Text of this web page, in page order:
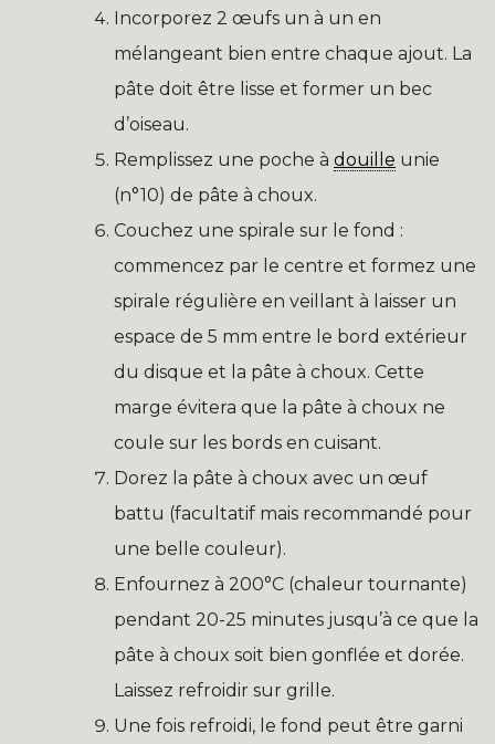
Incorporez 2 œufs un à un en
mélangeant bien entre chaque ajout. La
pâte doit être lisse et former un bec
d’oiseau.
Remplissez une poche à douille unie
(n°10) de pâte à choux.
Couchez une spirale sur le fond :
commencez par le centre et formez une
spirale régulière en veillant à laisser un
espace de 5 mm entre le bord extérieur
du disque et la pâte à choux. Cette
marge évitera que la pâte à choux ne
coule sur les bords en cuisant.
Dorez la pâte à choux avec un œuf
battu (facultatif mais recommandé pour
une belle couleur).
Enfournez à 200°C (chaleur tournante)
pendant 20-25 minutes jusqu’à ce que la
pâte à choux soit bien gonflée et dorée.
Laissez refroidir sur grille.
Une fois refroidi, le fond peut être garni